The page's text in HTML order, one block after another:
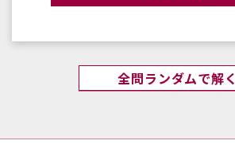
全問ランダムで解く